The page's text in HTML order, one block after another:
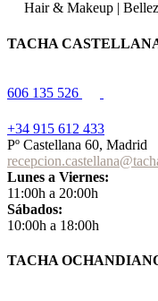
Hair & Makeup
TACHA
606 135 526
+34 915 612 433
Pº Castellana 60, Madrid
Lunes a Viernes:
11:00h a 20:00h
Sábados:
10:00h a 18:00h
TACHA